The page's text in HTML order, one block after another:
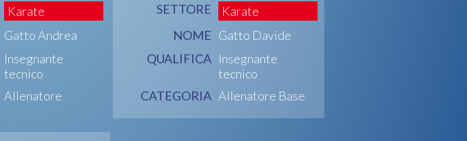
Karate
Gatto Andrea
Insegnante
tecnico
Allenatore
SETTORE
Karate
NOME Gatto Davide
QUALIFICA Insegnante
tecnico
CATEGORIA Allenatore Base